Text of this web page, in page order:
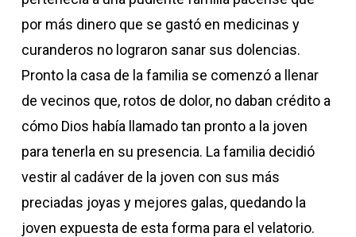
por más dinero que se gastó en medicinas y
curanderos no lograron sanar sus dolencias.
Pronto la casa de la familia se comenzó a llenar
de vecinos que, rotos de dolor, no daban crédito a
cómo Dios había llamado tan pronto a la joven
para tenerla en su presencia. La familia decidió
vestir al cadáver de la joven con sus más
preciadas joyas y mejores galas, quedando la
joven expuesta de esta forma para el velatorio.